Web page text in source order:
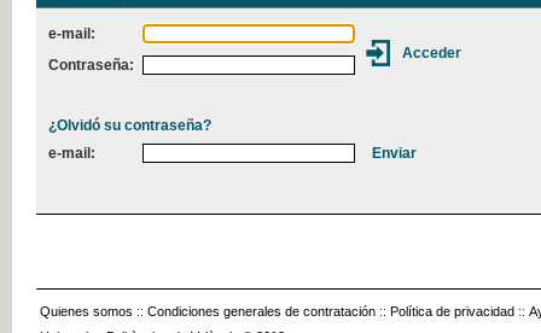
e-mail:
Contraseña:
¿Olvidó su contraseña?
e-mail:
Quienes somos :: Condiciones generales de contratación :: Política de privacidad ::